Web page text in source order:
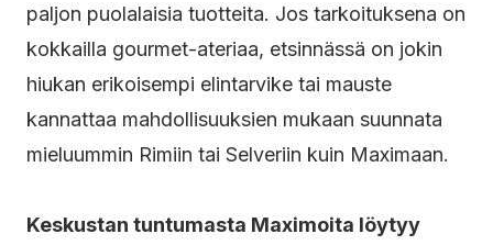
paljon puolalaisia tuotteita. Jos tarkoituksena on
kokkailla gourmet-ateriaa, etsinnässä on jokin
hiukan erikoisempi elintarvike tai mauste
kannattaa mahdollisuuksien mukaan suunnata
mieluummin Rimiin tai Selveriin kuin Maximaan.
Keskustan tuntumasta Maximoita löytyy